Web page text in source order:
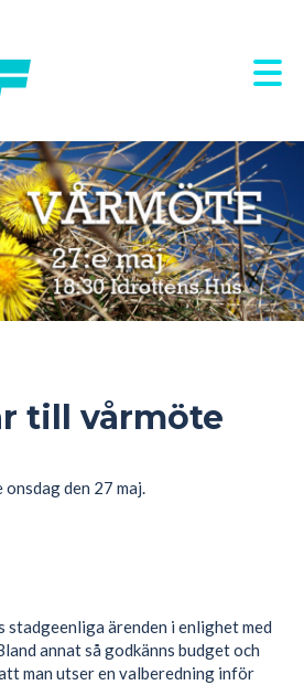
till vårmöte
den 27 maj.
stadgeenliga ärenden i enlighet med
annat så godkänns budget och
man utser en valberedning inför